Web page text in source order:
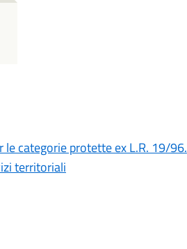
categorie protette ex L.R. 19/96.
territoriali